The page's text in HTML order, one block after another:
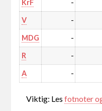
KrF
V -
MDG -
R -
A -
Viktig: Lesfotnoter